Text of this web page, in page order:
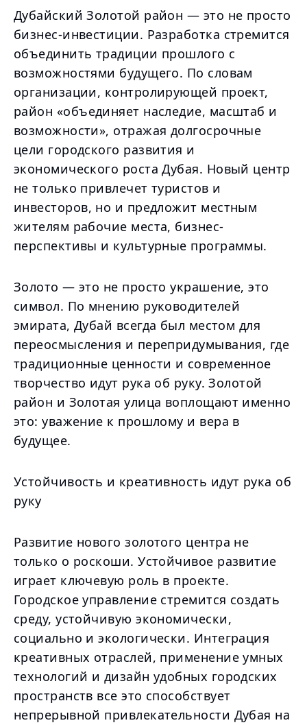
Дубайский Золотой район — это не просто
бизнес-инвестиции. Разработка стремится
объединить традиции прошлого с
возможностями будущего. По словам
организации, контролирующей проект,
район «объединяет наследие, масштаб и
возможности», отражая долгосрочные
цели городского развития и
экономического роста Дубая. Новый центр
не только привлечет туристов и
инвесторов, но и предложит местным
жителям рабочие места, бизнес-
перспективы и культурные программы.
Золото — это не просто украшение, это
символ. По мнению руководителей
эмирата, Дубай всегда был местом для
переосмысления и перепридумывания, где
традиционные ценности и современное
творчество идут рука об руку. Золотой
район и Золотая улица воплощают именно
это: уважение к прошлому и вера в
будущее.
Устойчивость и креативность идут рука об
руку
Развитие нового золотого центра не
только о роскоши. Устойчивое развитие
играет ключевую роль в проекте.
Городское управление стремится создать
среду, устойчивую экономически,
социально и экологически. Интеграция
креативных отраслей, применение умных
технологий и дизайн удобных городских
пространств все это способствует
непрерывной привлекательности Дубая на